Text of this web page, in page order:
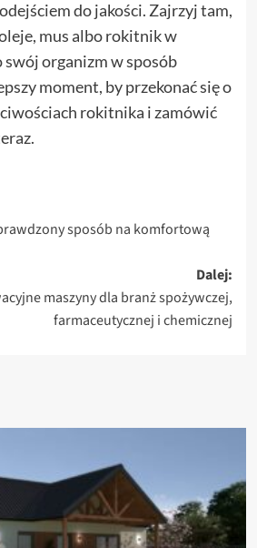
do jakości. Zajrzyj tam,
mus albo rokitnik w
swój organizm w sposób
moment, by przekonać się o
rokitnika i zamówić
sposób na komfortową
Dalej:
maszyny dla branż spożywczej,
farmaceutycznej i chemicznej